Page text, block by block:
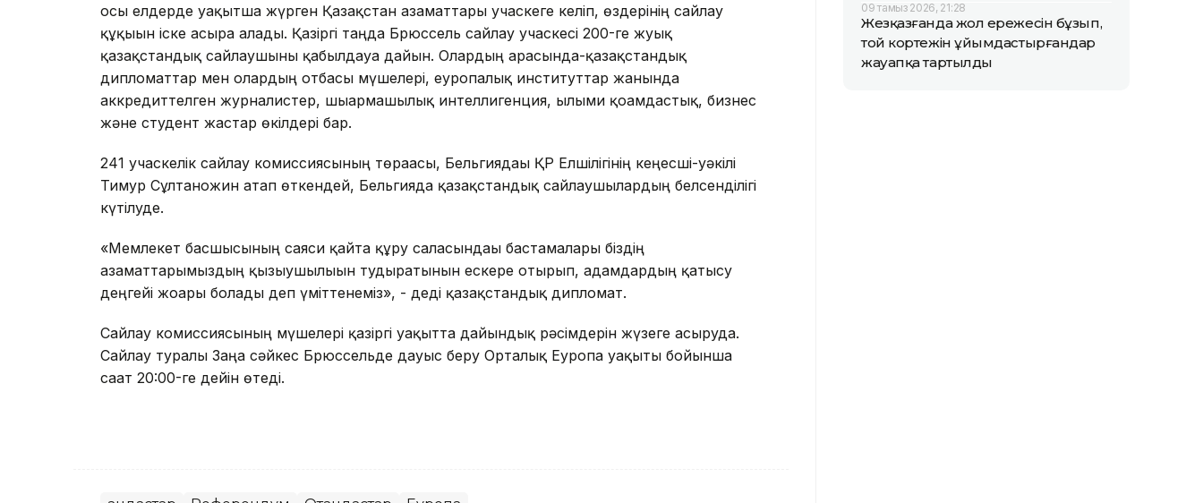
осы елдерде уақытша жүрген Қазақстан азаматтары учаскеге келіп, өздерінің сайлау
құқығын іске асыра алады. Қазіргі таңда Брюссель сайлау учаскесі 200-ге жуық
қазақстандық сайлаушыны қабылдауға дайын. Олардың арасында-қазақстандық
дипломаттар мен олардың отбасы мүшелері, еуропалық институттар жанында
аккредиттелген журналистер, шығармашылық интеллигенция, ғылыми қоғамдастық, бизнес
және студент жастар өкілдері бар.
241 учаскелік сайлау комиссиясының төрағасы, Бельгиядағы ҚР Елшілігінің кеңесші-уәкілі
Тимур Сұлтанғожин атап өткендей, Бельгияда қазақстандық сайлаушылардың белсенділігі
күтілуде.
«Мемлекет басшысының саяси қайта құру саласындағы бастамалары біздің
азаматтарымыздың қызығушылығын тудыратынын ескере отырып, адамдардың қатысу
деңгейі жоғары болады деп үміттенеміз», - деді қазақстандық дипломат.
Сайлау комиссиясының мүшелері қазіргі уақытта дайындық рәсімдерін жүзеге асыруда.
Сайлау туралы Заңға сәйкес Брюссельде дауыс беру Орталық Еуропа уақыты бойынша
сағат 20:00-ге дейін өтеді.
09 тамыз 2026, 21:28
Жезқазғанда жол ережесін бұзып,
той кортежін ұйымдастырғандар
жауапқа тартылды